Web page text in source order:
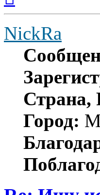
началу
NickRa
Страна,
Город: